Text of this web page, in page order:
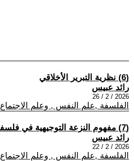
(6) نظرية التبرير الأخلاقي
رائد عبيس
2026 / 2 / 26
الفلسفة ,علم النفس , وعلم الاجتماع
(7) مفهوم النزعة التوجيهية في فلسفة الأخلاق المعاصرة
رائد عبيس
2026 / 2 / 22
الفلسفة ,علم النفس , وعلم الاجتماع